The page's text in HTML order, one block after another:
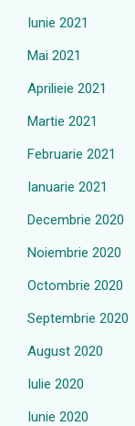
Iunie 2021
Mai 2021
Aprilieie 2021
Martie 2021
Februarie 2021
Ianuarie 2021
Decembrie 2020
Noiembrie 2020
Octombrie 2020
Septembrie 2020
August 2020
Iulie 2020
Iunie 2020